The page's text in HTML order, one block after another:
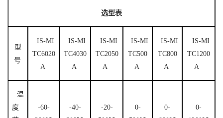
选型表
型
号
IS-MI
TC6020
A
IS-MI
TC4030
A
IS-MI
TC2050
A
IS-MI
TC500
A
IS-MI
TC800
A
IS-MI
TC1200
A
温
度
-60-
-40-
-20-
0-
0-
0-